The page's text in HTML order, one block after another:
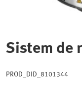
Sistem de
PROD_DID_8101344